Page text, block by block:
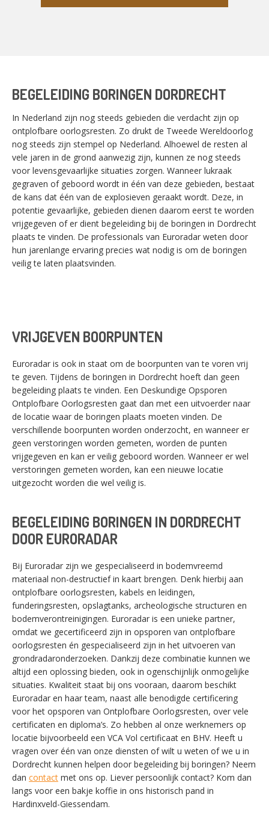
BEGELEIDING BORINGEN DORDRECHT
In Nederland zijn nog steeds gebieden die verdacht zijn op
ontplofbare oorlogsresten. Zo drukt de Tweede Wereldoorlog
nog steeds zijn stempel op Nederland. Alhoewel de resten al
vele jaren in de grond aanwezig zijn, kunnen ze nog steeds
voor levensgevaarlijke situaties zorgen. Wanneer lukraak
gegraven of geboord wordt in één van deze gebieden, bestaat
de kans dat één van de explosieven geraakt wordt. Deze, in
potentie gevaarlijke, gebieden dienen daarom eerst te worden
vrijgegeven of er dient begeleiding bij de boringen in Dordrecht
plaats te vinden. De professionals van Euroradar weten door
hun jarenlange ervaring precies wat nodig is om de boringen
veilig te laten plaatsvinden.
VRIJGEVEN BOORPUNTEN
Euroradar is ook in staat om de boorpunten van te voren vrij
te geven. Tijdens de boringen in Dordrecht hoeft dan geen
begeleiding plaats te vinden. Een Deskundige Opsporen
Ontplofbare Oorlogsresten gaat dan met een uitvoerder naar
de locatie waar de boringen plaats moeten vinden. De
verschillende boorpunten worden onderzocht, en wanneer er
geen verstoringen worden gemeten, worden de punten
vrijgegeven en kan er veilig geboord worden. Wanneer er wel
verstoringen gemeten worden, kan een nieuwe locatie
uitgezocht worden die wel veilig is.
BEGELEIDING BORINGEN IN DORDRECHT
DOOR EURORADAR
Bij Euroradar zijn we gespecialiseerd in bodemvreemd
materiaal non-destructief in kaart brengen. Denk hierbij aan
ontplofbare oorlogsresten, kabels en leidingen,
funderingsresten, opslagtanks, archeologische structuren en
bodemverontreinigingen. Euroradar is een unieke partner,
omdat we gecertificeerd zijn in opsporen van ontplofbare
oorlogsresten én gespecialiseerd zijn in het uitvoeren van
grondradaronderzoeken. Dankzij deze combinatie kunnen we
altijd een oplossing bieden, ook in ogenschijnlijk onmogelijke
situaties. Kwaliteit staat bij ons vooraan, daarom beschikt
Euroradar en haar team, naast alle benodigde certificering
voor het opsporen van Ontplofbare Oorlogsresten, over vele
certificaten en diploma’s. Zo hebben al onze werknemers op
locatie bijvoorbeeld een VCA Vol certificaat en BHV. Heeft u
vragen over één van onze diensten of wilt u weten of we u in
Dordrecht kunnen helpen door begeleiding bij boringen? Neem
dan contact met ons op. Liever persoonlijk contact? Kom dan
langs voor een bakje koffie in ons historisch pand in
Hardinxveld-Giessendam.SWITCH THE LANGUAGE